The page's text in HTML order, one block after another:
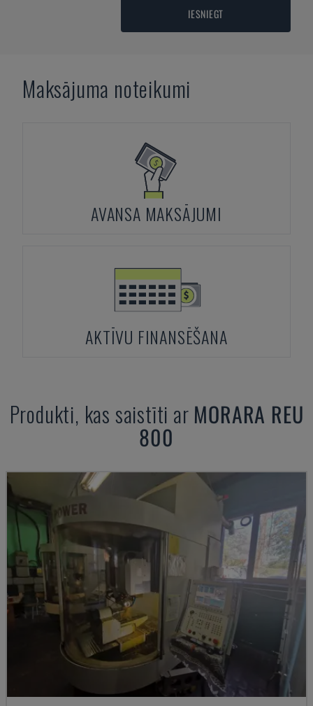
IESNIEGT
Maksājuma noteikumi
AVANSA MAKSĀJUMI
AKTĪVU FINANSĒŠANA
Produkti, kas saistīti ar MORARA REU
800